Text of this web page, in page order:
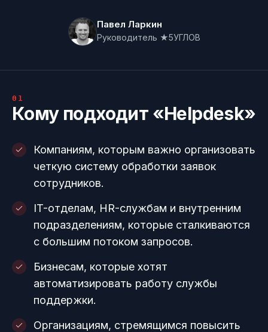
Павел Ларкин
Руководитель ★5УГЛОВ
01
Кому подходит «Helpdesk»
Компаниям, которым важно организовать
четкую систему обработки заявок
сотрудников.
IT-отделам, HR-службам и внутренним
подразделениям, которые сталкиваются
с большим потоком запросов.
Бизнесам, которые хотят
автоматизировать работу службы
поддержки.
Организациям, стремящимся повысить